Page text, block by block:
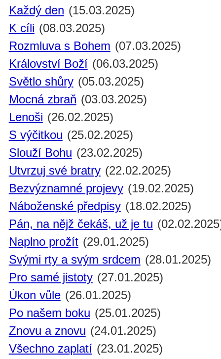
Každý den (15.03.2025)
K cíli (08.03.2025)
Rozmluva s Bohem (07.03.2025)
Království Boží (06.03.2025)
Světlo shůry (05.03.2025)
Mocná zbraň (03.03.2025)
Lenoši (26.02.2025)
S výčitkou (25.02.2025)
Slouží Bohu (23.02.2025)
Utvrzuj své bratry (22.02.2025)
Bezvýznamné projevy (19.02.2025)
Náboženské předpisy (18.02.2025)
Pán, na nějž čekáš, už je tu
Naplno prožít (29.01.2025)
Svými rty a svým srdcem (28.01.2025)
Pro samé jistoty (27.01.2025)
Úkon vůle (26.01.2025)
Po našem boku (25.01.2025)
Znovu a znovu (24.01.2025)
Všechno zaplatí (23.01.2025)